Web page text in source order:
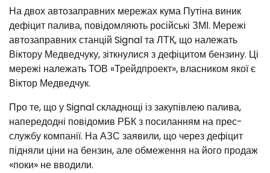
На двох автозаправних мережах кума Путіна виник
дефіцит палива, повідомляють російські ЗМІ. Мережі
автозаправних станцій Signal та ЛТК, що належать
Віктору Медведчуку, зіткнулися з дефіцитом бензину. Ці
мережі належать ТОВ «Трейдпроект», власником якої є
Віктор Медведчук.
Про те, що у Signal складнощі із закупівлею палива,
напередодні повідомив РБК з посиланням на прес-
службу компанії. На АЗС заявили, що через дефіцит
підняли ціни на бензин, але обмеження на його продаж
«поки» не вводили.